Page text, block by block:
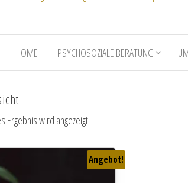
HOME PSYCHOSOZIALE BERATUNG
Ergebnis wird angezeigt
Angebot!